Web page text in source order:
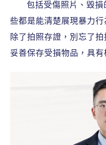
包括受傷照片、毀
些都是能清楚展現暴力
除了拍照存證，別忘了
妥善保存受損物品，具有